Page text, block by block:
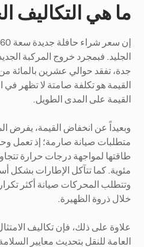
ما هي التكاليف
الجليد. فبمجرد خروج المركبة
جدة، تفقد حوالي عشرين بالمائة
القيمة هو تكلفة صامتة لا تظهر في
القيمة على المدى الطويل.
وبعيداً عن انخفاض القيمة، يفرض
متطلبات صيانة صارمة؛ إذ تعمل
طاقتها لمواجهة درجات حرارة
مئوية. كما تتآكل الإطارات بشكل
وتتطلب المحركات صيانة أكثر
خلال ذروة الظهيرة.
علاوة على ذلك، فإن تكاليف
العامة للنقل بتحديث معايير